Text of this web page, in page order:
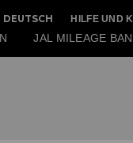
HILFE UND
JAL MILEAGE